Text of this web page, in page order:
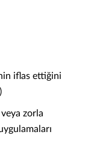
iflas ettiğini
zorla